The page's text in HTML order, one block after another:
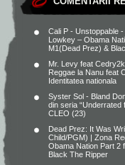
Cali P - Unstoppable
Lowkey – Obama
M1(Dead Prez) &
Mr. Levy feat
Reggae la Nanu feat
Identitatea nationala
Syster Sol - Bland
din seria “Underrated
CLEO (23)
Dead Prez: It Was
Child/PGM) | Zona
Obama Nation Part 2
Black The Ripper